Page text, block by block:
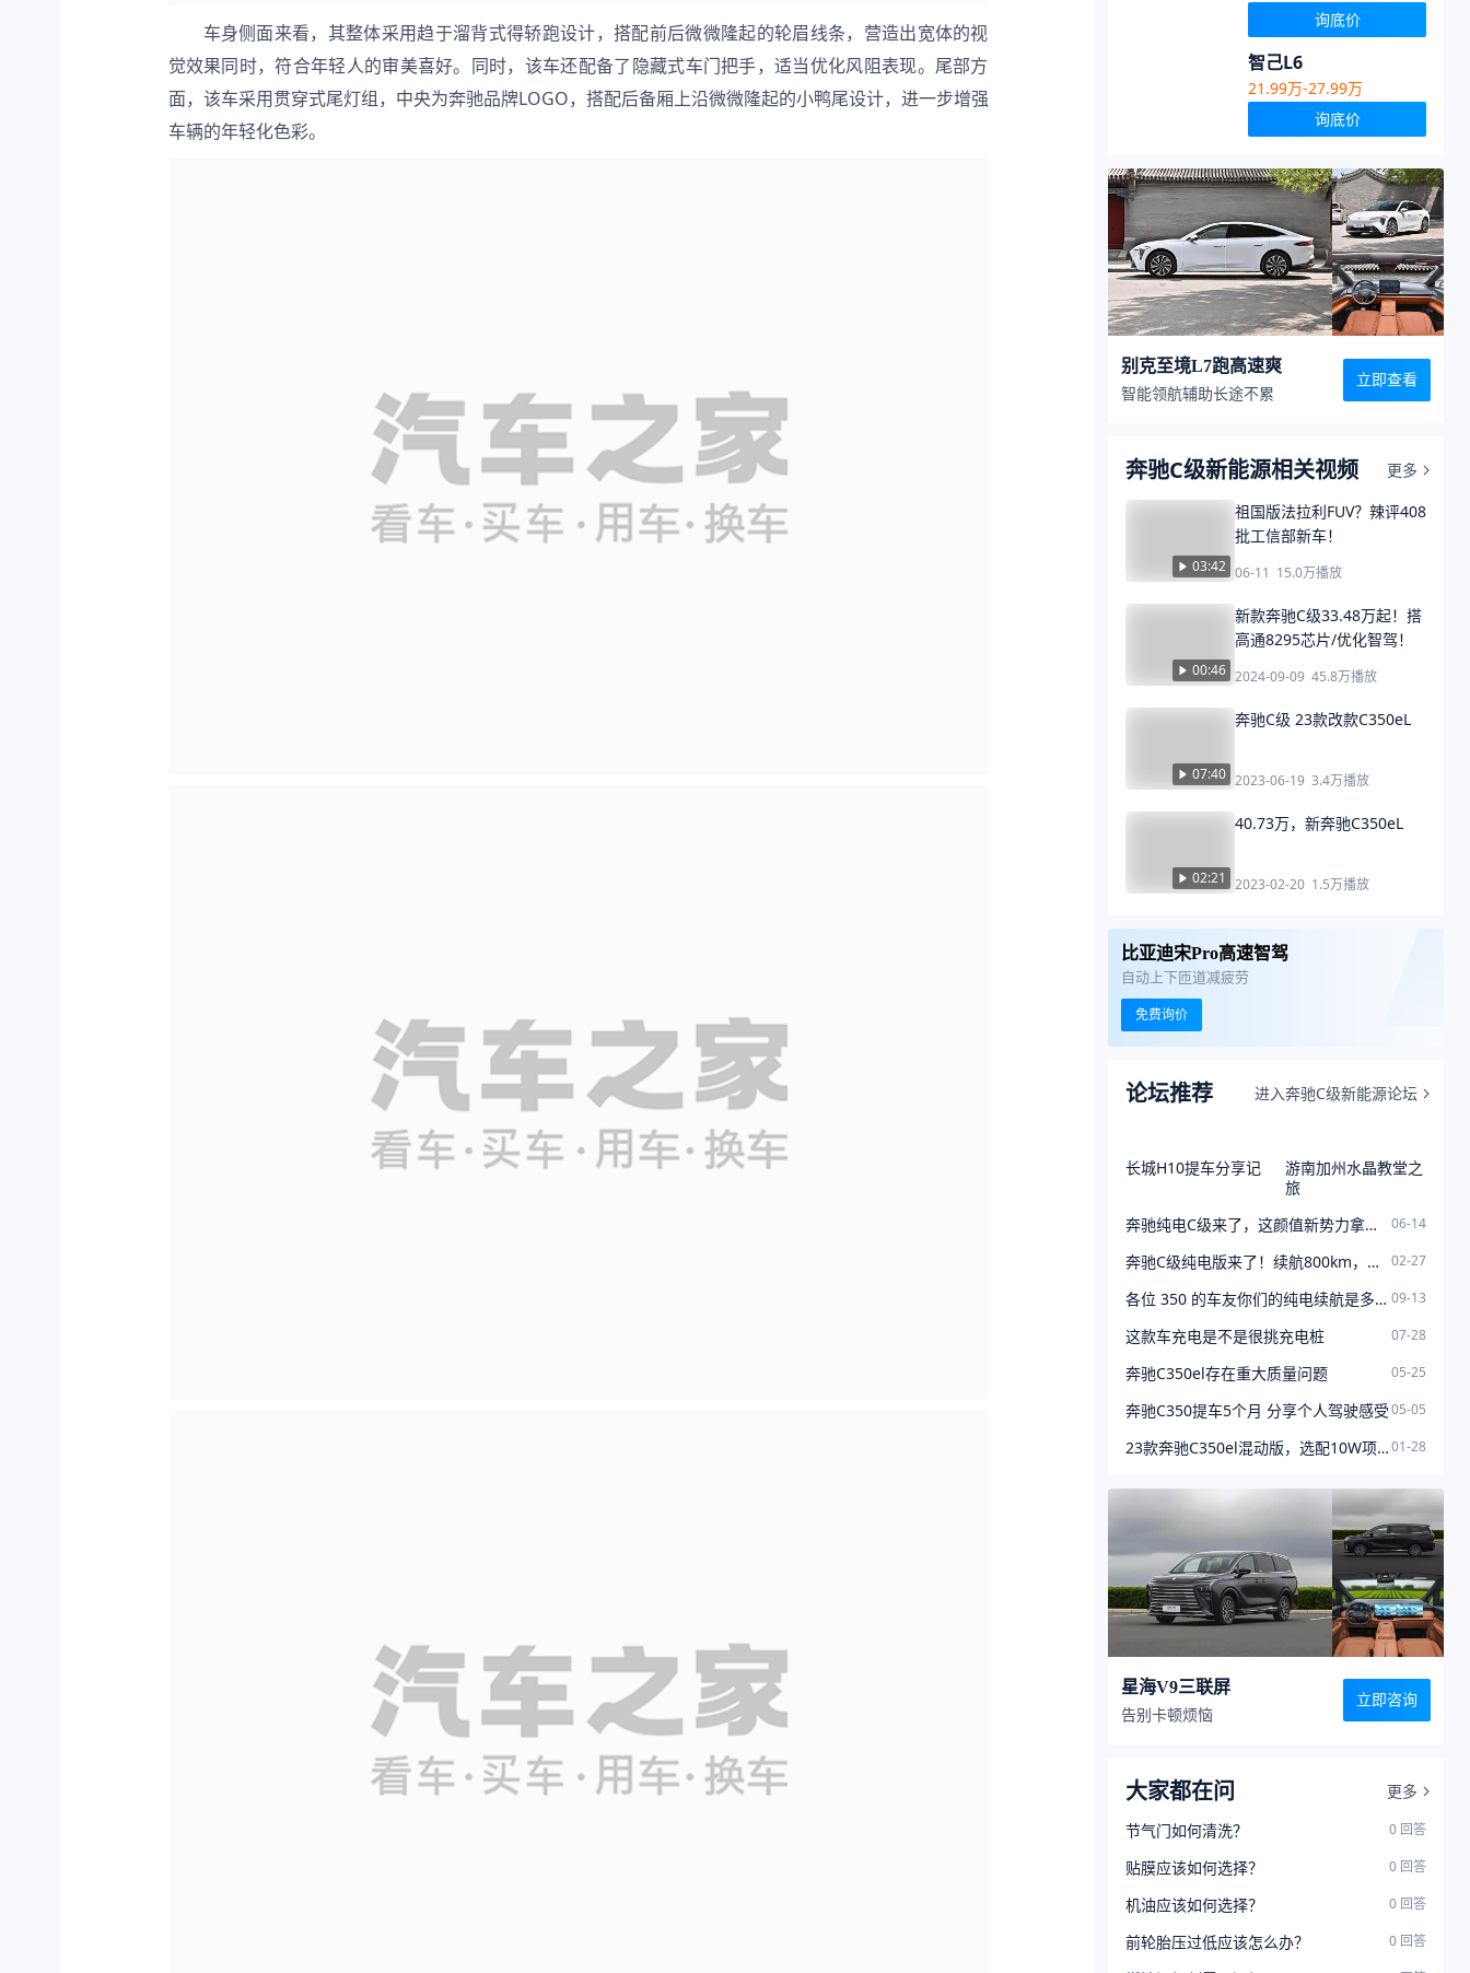
车身侧面来看，其整体采用趋于溜背式得轿跑设计，搭配前后微微隆起的轮眉线条，营造出宽体的视
觉效果同时，符合年轻人的审美喜好。同时，该车还配备了隐藏式车门把手，适当优化风阻表现。尾部方
面，该车采用贯穿式尾灯组，中央为奔驰品牌LOGO，搭配后备厢上沿微微隆起的小鸭尾设计，进一步增强
车辆的年轻化色彩。
询底价
智己L6
21.99万-27.99万
询底价
别克至境L7跑高速爽
智能领航辅助长途不累
立即查看
奔驰C级新能源相关视频 更多
03:42
祖国版法拉利FUV？辣评408
批工信部新车！
06-11 15.0万播放
00:46
新款奔驰C级33.48万起！搭
高通8295芯片/优化智驾！
2024-09-09 45.8万播放
07:40
奔驰C级 23款改款C350eL
2023-06-19 3.4万播放
02:21
40.73万，新奔驰C350eL
2023-02-20 1.5万播放
比亚迪宋Pro高速智驾
自动上下匝道减疲劳
免费询价
论坛推荐 进入奔驰C级新能源论坛
长城H10提车分享记
游南加州水晶教堂之
旅
奔驰纯电C级来了，这颜值新势力拿啥打
06-14
奔驰C级纯电版来了！续航800km，新平台打造，入华会好卖？ 02-27
各位 350 的车友你们的纯电续航是多少公里？ 09-13
这款车充电是不是很挑充电桩 07-28
奔驰C350el存在重大质量问题 05-25
奔驰C350提车5个月 分享个人驾驶感受05-05
23款奔驰C350el混动版，选配10W项目01-28
星海V9三联屏
告别卡顿烦恼
立即咨询
大家都在问
更多
节气门如何清洗？
0 回答
贴膜应该如何选择？ 0 回答
机油应该如何选择？ 0 回答
前轮胎压过低应该怎么办？ 0 回答